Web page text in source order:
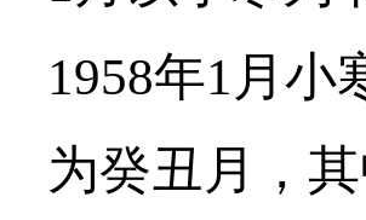
1958年1月小
为癸丑月，